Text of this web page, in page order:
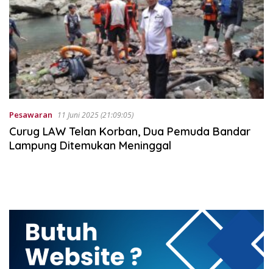
Pesawaran 11 Juni 2025 (21:09:05)
Curug LAW Telan Korban, Dua Pemuda Bandar
Lampung Ditemukan Meninggal